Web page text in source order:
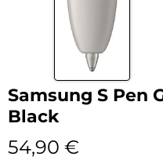
Samsung S Pen
Black
54,90 €